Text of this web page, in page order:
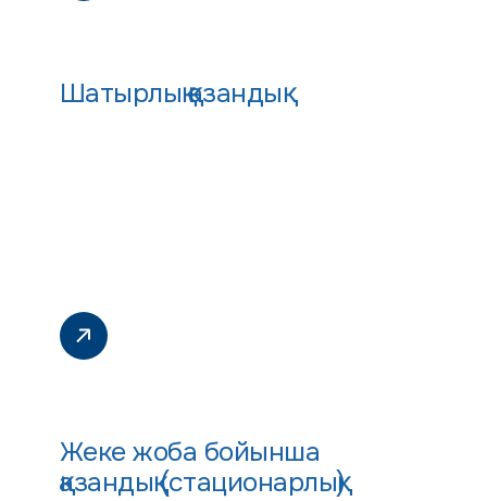
Шатырлық қазандық
Жеке жоба бойынша
қазандық (стационарлық)